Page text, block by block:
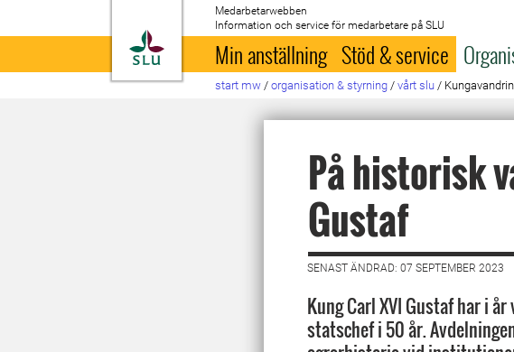
Till startsida
Medarbetarwebben
Information och service för medarbetare på SLU
Min anställning Stöd & service
start mw / organisation & styrning / vårt slu /
På historisk
Gustaf
SENAST ÄNDRAD: 07 SEPTEMBER 2023
Kung Carl XVI Gustaf har i
statschef i 50 år.